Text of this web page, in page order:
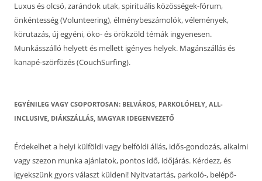
Luxus és olcsó, zarándok utak, spirituális közösségek-fórum,
önkéntesség (Volunteering), élménybeszámolók, vélemények,
körutazás, új egyéni, öko- és örökzöld témák ingyenesen.
Munkásszálló helyett és mellett igényes helyek. Magánszállás és
kanapé-szörfözés (CouchSurfing).
EGYÉNILEG VAGY CSOPORTOSAN: BELVÁROS, PARKOLÓHELY, ALL-
INCLUSIVE, DIÁKSZÁLLÁS, MAGYAR IDEGENVEZETŐ
Érdekelhet a helyi külföldi vagy belföldi állás, idős-gondozás, alkalmi
vagy szezon munka ajánlatok, pontos idő, időjárás. Kérdezz, és
igyekszünk gyors választ küldeni! Nyitvatartás, parkoló-, belépő-